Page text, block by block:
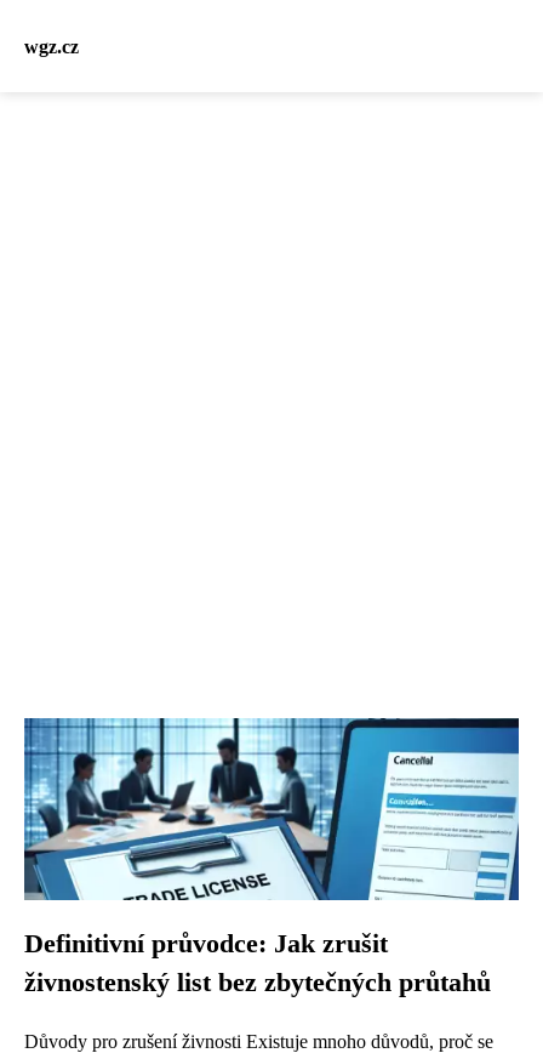
wgz.cz
Definitivní průvodce: Jak zrušit
živnostenský list bez zbytečných průtahů
Důvody pro zrušení živnosti Existuje mnoho důvodů, proč se